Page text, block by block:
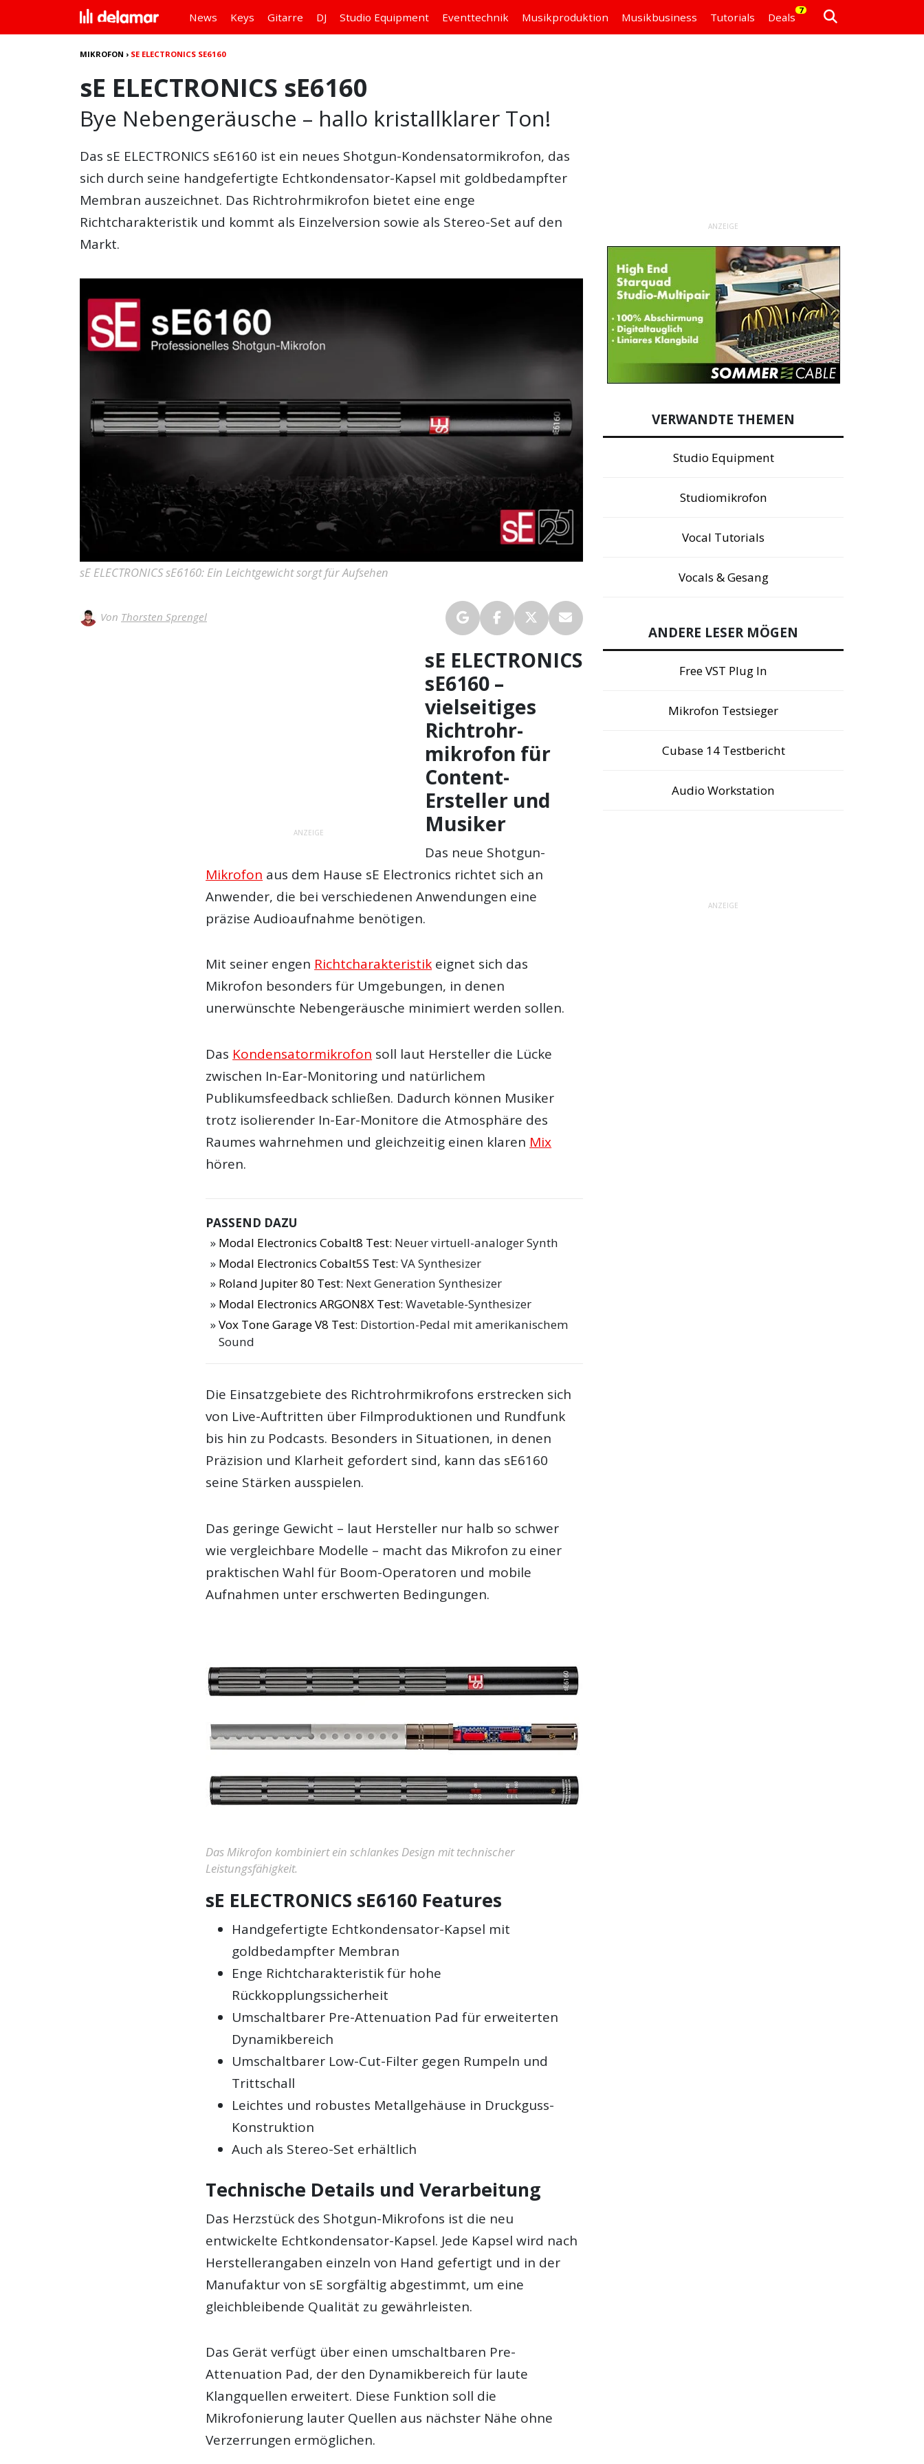
News Keys Gitarre DJ Studio Equipment Eventtechnik Musikproduktion Musikbusiness Tutorials Deals
7
MIKROFON › SE ELECTRONICS SE6160
sE ELECTRONICS sE6160
Bye Nebengeräusche – hallo kristallklarer Ton!
Das sE ELECTRONICS sE6160 ist ein neues Shotgun-Kondensatormikrofon, das
sich durch seine handgefertigte Echtkondensator-Kapsel mit goldbedampfter
Membran auszeichnet. Das Richtrohrmikrofon bietet eine enge
Richtcharakteristik und kommt als Einzelversion sowie als Stereo-Set auf den
Markt.
sE ELECTRONICS sE6160: Ein Leichtgewicht sorgt für Aufsehen
Von Thorsten Sprengel
ANZEIGE
sE ELECTRONICS
sE6160 –
vielseitiges
Richtrohr-
mikrofon für
Content-
Ersteller und
Musiker
Das neue Shotgun-
Mikrofon aus dem Hause sE Electronics richtet sich an
Anwender, die bei verschiedenen Anwendungen eine
präzise Audioaufnahme benötigen.
Mit seiner engen Richtcharakteristik eignet sich das
Mikrofon besonders für Umgebungen, in denen
unerwünschte Nebengeräusche minimiert werden sollen.
Das Kondensatormikrofon soll laut Hersteller die Lücke
zwischen In-Ear-Monitoring und natürlichem
Publikumsfeedback schließen. Dadurch können Musiker
trotz isolierender In-Ear-Monitore die Atmosphäre des
Raumes wahrnehmen und gleichzeitig einen klaren Mix
hören.
PASSEND DAZU
Modal Electronics Cobalt8 Test: Neuer virtuell-analoger Synth
Modal Electronics Cobalt5S Test: VA Synthesizer
Roland Jupiter 80 Test: Next Generation Synthesizer
Modal Electronics ARGON8X Test: Wavetable-Synthesizer
Vox Tone Garage V8 Test: Distortion-Pedal mit amerikanischem
Sound
Die Einsatzgebiete des Richtrohrmikrofons erstrecken sich
von Live-Auftritten über Filmproduktionen und Rundfunk
bis hin zu Podcasts. Besonders in Situationen, in denen
Präzision und Klarheit gefordert sind, kann das sE6160
seine Stärken ausspielen.
Das geringe Gewicht – laut Hersteller nur halb so schwer
wie vergleichbare Modelle – macht das Mikrofon zu einer
praktischen Wahl für Boom-Operatoren und mobile
Aufnahmen unter erschwerten Bedingungen.
Das Mikrofon kombiniert ein schlankes Design mit technischer
Leistungsfähigkeit.
sE ELECTRONICS sE6160 Features
Handgefertigte Echtkondensator-Kapsel mit
goldbedampfter Membran
Enge Richtcharakteristik für hohe
Rückkopplungssicherheit
Umschaltbarer Pre-Attenuation Pad für erweiterten
Dynamikbereich
Umschaltbarer Low-Cut-Filter gegen Rumpeln und
Trittschall
Leichtes und robustes Metallgehäuse in Druckguss-
Konstruktion
Auch als Stereo-Set erhältlich
Technische Details und Verarbeitung
Das Herzstück des Shotgun-Mikrofons ist die neu
entwickelte Echtkondensator-Kapsel. Jede Kapsel wird nach
Herstellerangaben einzeln von Hand gefertigt und in der
Manufaktur von sE sorgfältig abgestimmt, um eine
gleichbleibende Qualität zu gewährleisten.
Das Gerät verfügt über einen umschaltbaren Pre-
Attenuation Pad, der den Dynamikbereich für laute
Klangquellen erweitert. Diese Funktion soll die
Mikrofonierung lauter Quellen aus nächster Nähe ohne
Verzerrungen ermöglichen.
ANZEIGE
VERWANDTE THEMEN
Studio Equipment
Studiomikrofon
Vocal Tutorials
Vocals & Gesang
ANDERE LESER MÖGEN
Free VST Plug In
Mikrofon Testsieger
Cubase 14 Testbericht
Audio Workstation
ANZEIGE